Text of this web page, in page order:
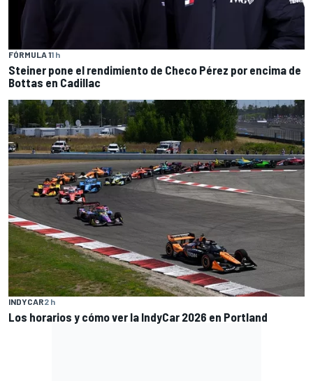
FÓRMULA 11 h
Steiner pone el rendimiento de Checo Pérez por encima de
Bottas en Cadillac
INDYCAR2 h
Los horarios y cómo ver la IndyCar 2026 en Portland